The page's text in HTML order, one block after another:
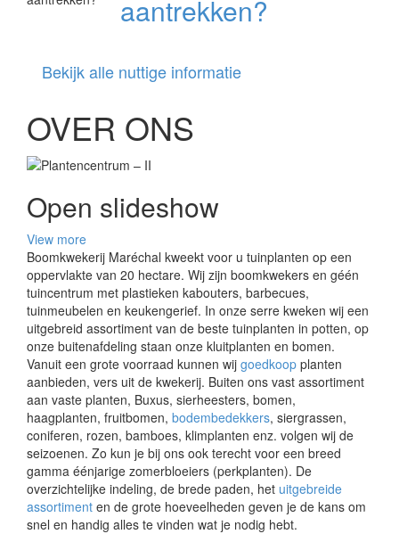
aantrekken?
Bekijk alle nuttige informatie
OVER ONS
Open slideshow
View more
Boomkwekerij Maréchal kweekt voor u tuinplanten op een
oppervlakte van 20 hectare. Wij zijn boomkwekers en géén
tuincentrum met plastieken kabouters, barbecues,
tuinmeubelen en keukengerief. In onze serre kweken wij een
uitgebreid assortiment van de beste tuinplanten in potten, op
onze buitenafdeling staan onze kluitplanten en bomen.
Vanuit een grote voorraad kunnen wij goedkoop planten
aanbieden, vers uit de kwekerij. Buiten ons vast assortiment
aan vaste planten, Buxus, sierheesters, bomen,
haagplanten, fruitbomen, bodembedekkers, siergrassen,
coniferen, rozen, bamboes, klimplanten enz. volgen wij de
seizoenen. Zo kun je bij ons ook terecht voor een breed
gamma éénjarige zomerbloeiers (perkplanten). De
overzichtelijke indeling, de brede paden, het uitgebreide
assortiment en de grote hoeveelheden geven je de kans om
snel en handig alles te vinden wat je nodig hebt.